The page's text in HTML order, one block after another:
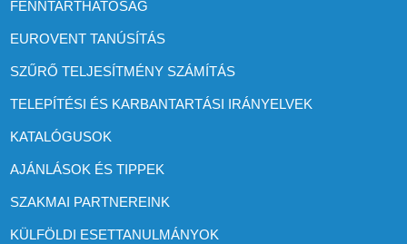
FENNTARTHATÓSÁG
EUROVENT TANÚSÍTÁS
SZŰRŐ TELJESÍTMÉNY SZÁMÍTÁS
TELEPÍTÉSI ÉS KARBANTARTÁSI IRÁNYELVEK
KATALÓGUSOK
AJÁNLÁSOK ÉS TIPPEK
SZAKMAI PARTNEREINK
KÜLFÖLDI ESETTANULMÁNYOK